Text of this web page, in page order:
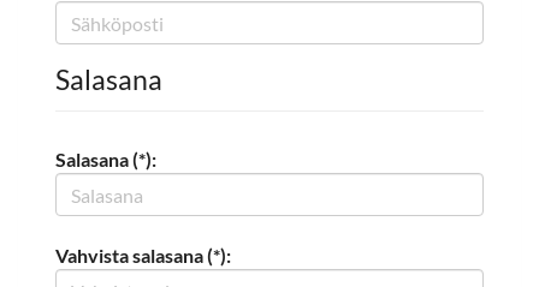
Salasana
Salasana (*):
Vahvista salasana (*):